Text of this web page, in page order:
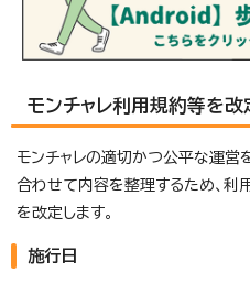
モンチャレ利用規約等を改
モンチャレの適切かつ公平な運営
合わせて内容を整理するため、利
を改定します。
施行日